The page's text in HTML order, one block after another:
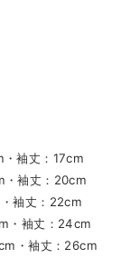
袖丈：17cm
・袖丈：20cm
袖丈：22cm
・袖丈：24cm
・袖丈：26cm